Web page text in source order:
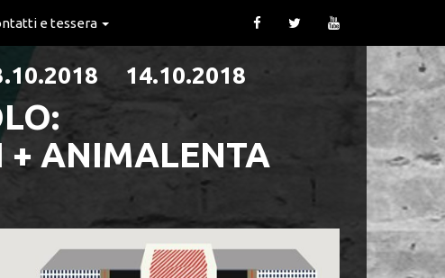
e tessera
14.10.2018
ANIMALENTA